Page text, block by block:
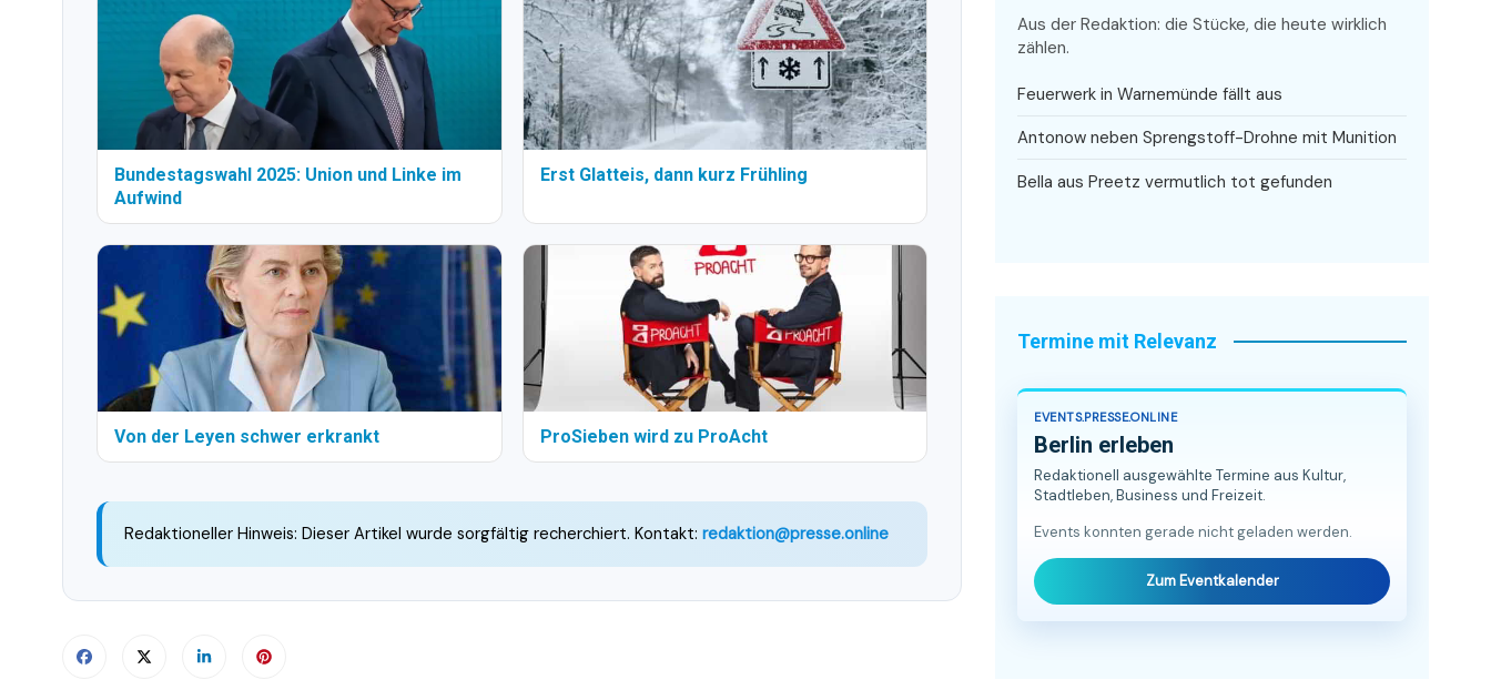
Bundestagswahl 2025: Union und Linke im
Aufwind
Erst Glatteis, dann kurz Frühling
Von der Leyen schwer erkrankt ProSieben wird zu ProAcht
Redaktioneller Hinweis: Dieser Artikel wurde sorgfältig recherchiert. Kontakt: redaktion@presse.online
Aus der Redaktion: die Stücke, die heute wirklich
zählen.
Feuerwerk in Warnemünde fällt aus
Antonow neben Sprengstoff-Drohne mit Munition
Bella aus Preetz vermutlich tot gefunden
Termine mit Relevanz
EVENTS.PRESSE.ONLINE
Berlin erleben
Redaktionell ausgewählte Termine aus Kultur,
Stadtleben, Business und Freizeit.
Events konnten gerade nicht geladen werden.
Zum Eventkalender